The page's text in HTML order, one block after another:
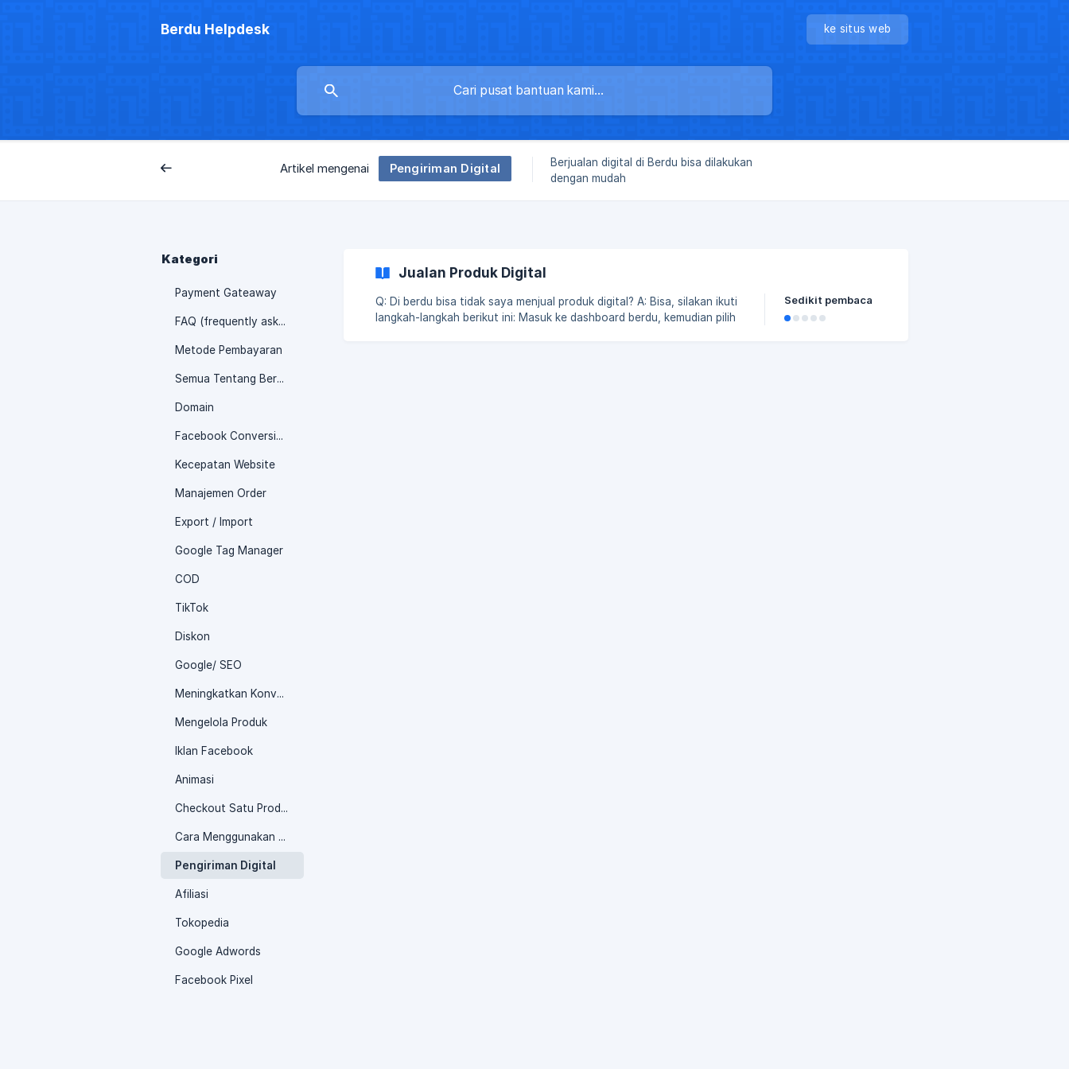
Berdu Helpdesk ke situs web
Artikel mengenai Pengiriman Digital
Berjualan digital di Berdu bisa dilakukan
dengan mudah
Kategori
Payment Gateaway
FAQ (frequently asked questions)
Metode Pembayaran
Semua Tentang Berdu.id
Domain
Facebook Conversion API
Kecepatan Website
Manajemen Order
Export / Import
Google Tag Manager
COD
TikTok
Diskon
Google/ SEO
Meningkatkan Konversi
Mengelola Produk
Iklan Facebook
Animasi
Checkout Satu Produk
Cara Menggunakan Berdu
Pengiriman Digital
Afiliasi
Tokopedia
Google Adwords
Facebook Pixel
Jualan Produk Digital
Q: Di berdu bisa tidak saya menjual produk digital? A: Bisa, silakan ikuti
langkah-langkah berikut ini: Masuk ke dashboard berdu, kemudian pilih
Sedikit pembaca